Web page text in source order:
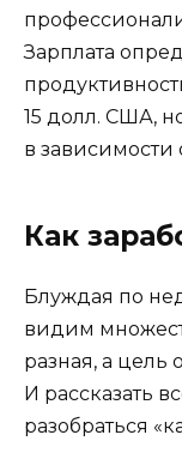
Зарплата
15 долл. США,
в зависимости
Как
Блуждая по
видим
разная, а
И рассказать
разобраться